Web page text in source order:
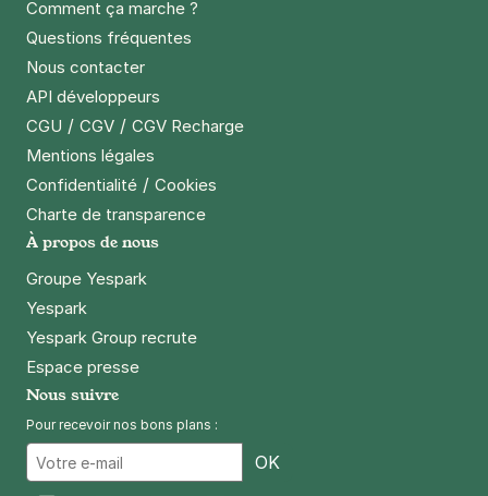
Comment ça marche ?
Questions fréquentes
Nous contacter
API développeurs
CGU / CGV / CGV Recharge
Mentions légales
Confidentialité / Cookies
Charte de transparence
À propos de nous
Groupe Yespark
Yespark
Yespark Group recrute
Espace presse
Nous suivre
Pour recevoir nos bons plans :
OK